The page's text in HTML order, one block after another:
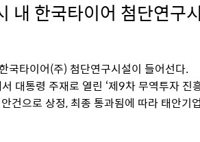
내 한국타이어 첨단연구
국타이어(주) 첨단연구시설이 들어선다.
대통령 주재로 열린 ‘제9차 무역투자
건으로 상정, 최종 통과됨에 따라 태안